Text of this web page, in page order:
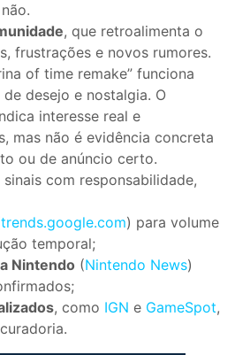
, que retroalimenta o
frustrações e novos rumores.
of time remake” funciona
desejo e nostalgia. O
interesse real e
mas não é evidência concreta
ou de anúncio certo.
com responsabilidade,
trends.google.com) para volume
temporal;
Nintendo (Nintendo News)
, como IGN e GameSpot,